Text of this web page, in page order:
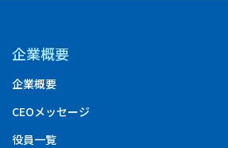
企業概要
企業概要
CEOメッセージ
役員一覧